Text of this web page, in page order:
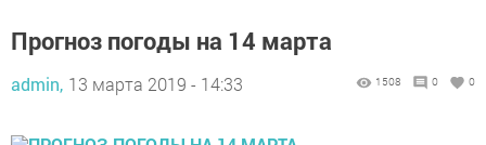
Прогноз погоды на 14 марта
admin, 13 марта 2019 - 14:33 1508 0 0